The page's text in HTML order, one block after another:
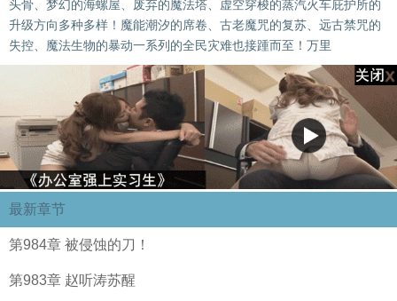
头骨、梦幻的海螺屋、废弃的魔法塔、虚空穿梭的蒸汽火车庇护所的
升级方向多种多样！魔能潮汐的席卷、古老魔咒的复苏、远古禁咒的
失控、魔法生物的暴动一系列的全民灾难也接踵而至！万里
最新章节
第984章 被侵蚀的刀！
第983章 赵听涛苏醒